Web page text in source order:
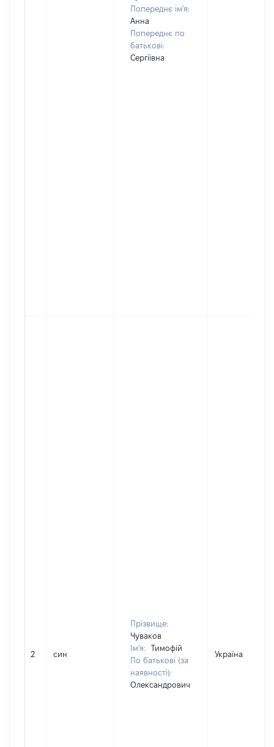
Попереднє ім'я:
Анна
Попереднє по
батькові:
Сергіївна
2 син
Прізвище:
Чуваков
Ім'я:
Тимофій
По батькові (за
наявності):
Олександрович
Україна